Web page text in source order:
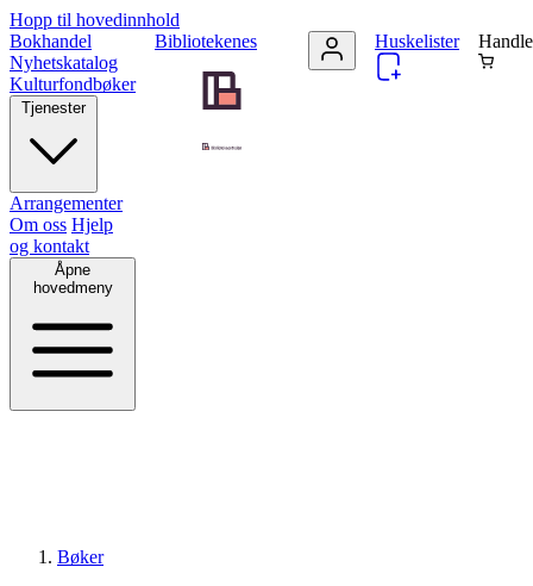
Hopp til hovedinnhold
Bibliotekenes
Bokhandel
Nyhetskatalog
Kulturfondbøker
Tjenester
Arrangementer
Om oss Hjelp
og kontakt
Åpne
hovedmeny
Huskelister
Bøker